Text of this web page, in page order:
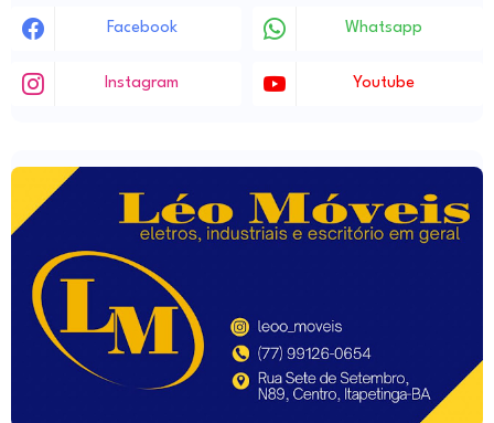
Facebook Whatsapp
Instagram Youtube